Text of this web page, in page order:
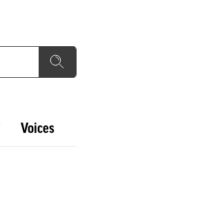
Voices